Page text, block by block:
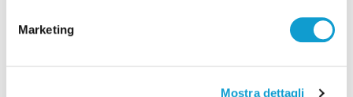
Marketing
Mostra dettagli